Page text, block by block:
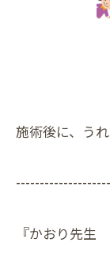
施術後に、う
『かおり先